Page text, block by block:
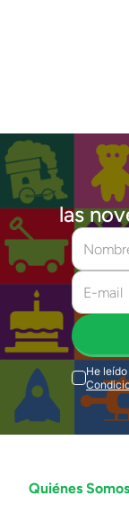
las
He
Quiénes Somos